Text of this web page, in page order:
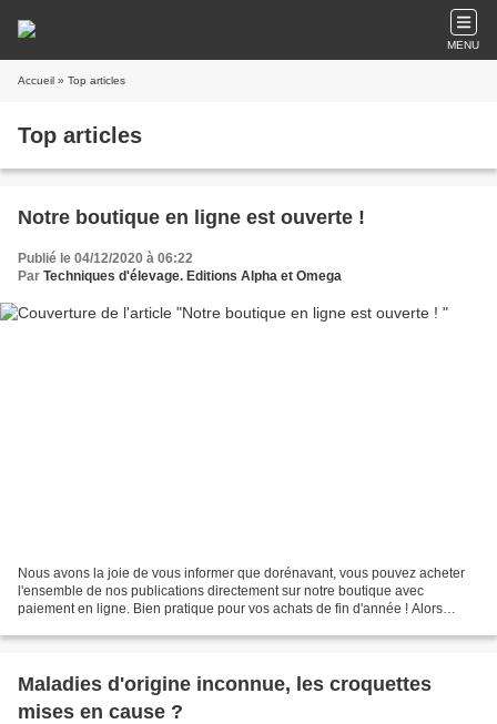
MENU
Accueil » Top articles
Top articles
Notre boutique en ligne est ouverte !
Publié le 04/12/2020 à 06:22
Par Techniques d'élevage. Editions Alpha et Omega
Nous avons la joie de vous informer que dorénavant, vous pouvez acheter
l'ensemble de nos publications directement sur notre boutique avec
paiement en ligne. Bien pratique pour vos achats de fin d'année ! Alors
Maladies d'origine inconnue, les croquettes
mises en cause ?